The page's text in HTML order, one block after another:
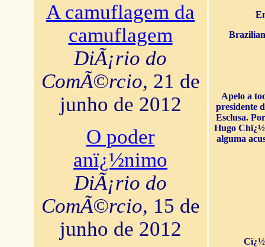
A camuflagem da
camuflagem
DiÃ¡rio do
ComÃ©rcio, 21 de
junho de 2012
O poder
anï¿½nimo
DiÃ¡rio do
ComÃ©rcio, 15 de
junho de 2012
Apelo a
presidente
Esclusa.
Hugo
alguma